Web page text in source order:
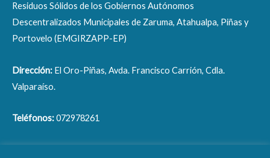
Residuos Sólidos de los Gobiernos Autónomos
Descentralizados Municipales de Zaruma, Atahualpa, Piñas y
Portovelo (EMGIRZAPP-EP)
Dirección: El Oro-Piñas, Avda. Francisco Carrión, Cdla.
Valparaíso.
Teléfonos:072978261